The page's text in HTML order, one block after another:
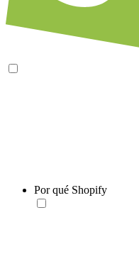
Por qué Shopify